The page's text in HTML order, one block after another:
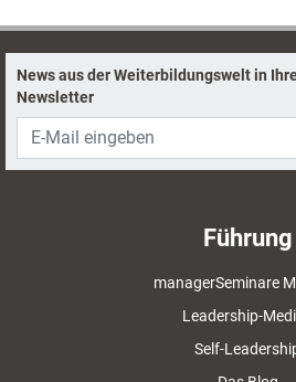
News aus der Weiterbildungswelt in
Newsletter
Führung
managerSeminare
Leadership-
Self-